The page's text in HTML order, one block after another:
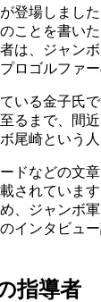
登場しまし
ことを書い
は、ジャン
ロゴルファー
いる金子氏
るまで、間
尾崎という人
ドなどの文
されていま
、ジャンボ
インタビュ
指導者